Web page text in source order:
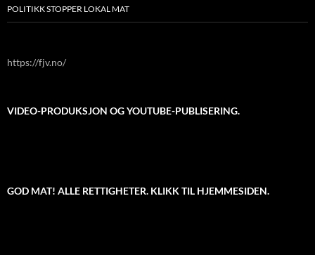
POLITIKK STOPPER LOKAL MAT
https://fjv.no/
VIDEO-PRODUKSJON OG YOUTUBE-PUBLISERING.
GOD MAT! ALLE RETTIGHETER. KLIKK TIL HJEMMESIDEN.